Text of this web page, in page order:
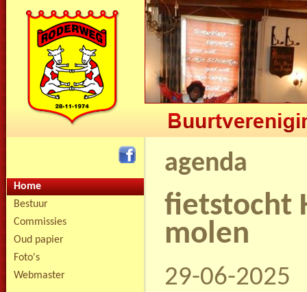
Home
Bestuur
Commissies
Oud papier
Foto's
Webmaster
agenda
fietstocht
molen
29-06-2025